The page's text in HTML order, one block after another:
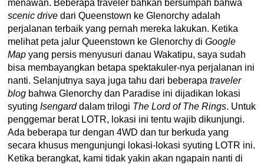
menawan. Beberapa traveler bahkan bersumpah bahwa
scenic drivedari Queenstown ke Glenorchy adalah
perjalanan terbaik yang pernah mereka lakukan. Ketika
melihat peta jalur Queenstown ke Glenorchy diGoogle
Mapyang persis menyusuri danau Wakatipu, saya sudah
bisa membayangkan betapa spektakuler-nya perjalanan ini
nanti. Selanjutnya saya juga tahu dari beberapatraveler
blog bahwa Glenorchy dan Paradise ini dijadikan lokasi
syutingIsengarddalam trilogi The Lord of The Rings. Untuk
penggemar berat LOTR, lokasi ini tentu wajib dikunjungi.
Ada beberapa tur dengan 4WD dan tur berkuda yang
secara khusus mengunjungi lokasi-lokasi syuting LOTR ini.
Ketika berangkat, kami tidak yakin akan ngapain nanti di